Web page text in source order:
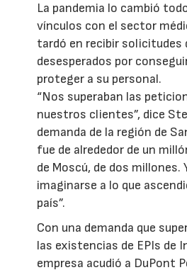
La pandemia lo cambió
vínculos con el sector
tardó en recibir solicitudes
desesperados por
proteger a su personal.
“Nos superaban las
nuestros clientes”, dice
demanda de la región de
fue de alrededor de un
de Moscú, de dos millones.
imaginarse a lo que
país”.
Con una demanda que
las existencias de EPIs de
empresa acudió a DuPont